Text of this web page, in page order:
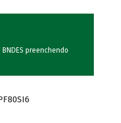
preenchendo